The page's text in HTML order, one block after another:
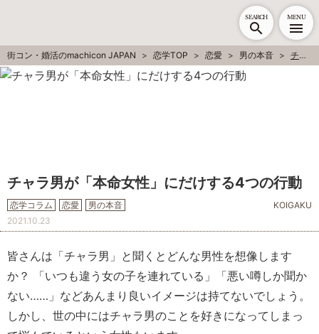
SEARCH MENU
街コン・婚活のmachicon JAPAN 恋学TOP 恋愛 男の本音 チャラ男が「本命女性」にだけする4つの行動
チャラ男が「本命女性」にだけする4つの行動
恋学コラム 恋愛 男の本音
KOIGAKU
2021.10.23
皆さんは「チャラ男」と聞くとどんな男性を想像します
か？ 「いつも違う女の子を連れている」「悪い噂しか聞か
ない……」などあんまり良いイメージは持てないでしょう。
しかし、世の中にはチャラ男のことを好きになってしまっ